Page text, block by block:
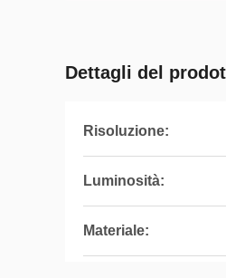
Dettagli del
Risoluzione:
Luminosità:
Materiale: